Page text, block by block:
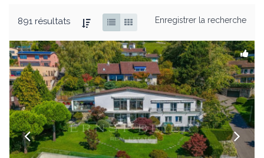
891 résultats Enregistrer la recherche